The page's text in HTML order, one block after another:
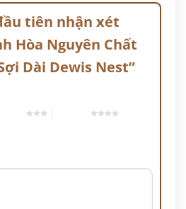
tiên nhận xét
Hòa Nguyên Chất
Dài Dewis Nest”